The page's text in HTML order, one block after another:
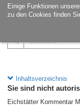
Einige Funktionen
zu den Cookies finden
Inhaltsverzeichnis
Sie sind nicht
Eichstätter Kommentar